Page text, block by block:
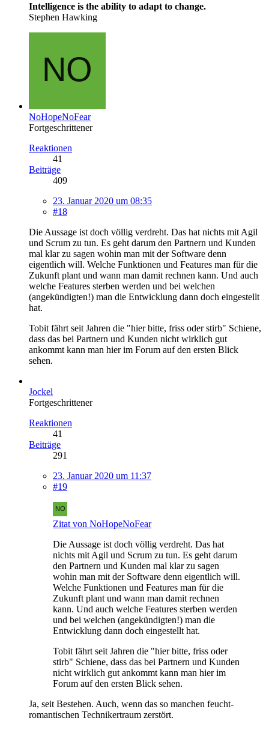
Intelligence is the ability to adapt to change.
Stephen Hawking
NoHopeNoFear
Fortgeschrittener
Reaktionen
41
Beiträge
409
23. Januar 2020 um 08:35
#18
Die Aussage ist doch völlig verdreht. Das hat nichts mit Agil
und Scrum zu tun. Es geht darum den Partnern und Kunden
mal klar zu sagen wohin man mit der Software denn
eigentlich will. Welche Funktionen und Features man für die
Zukunft plant und wann man damit rechnen kann. Und auch
welche Features sterben werden und bei welchen
(angekündigten!) man die Entwicklung dann doch eingestellt
hat.
Tobit fährt seit Jahren die "hier bitte, friss oder stirb" Schiene,
dass das bei Partnern und Kunden nicht wirklich gut
ankommt kann man hier im Forum auf den ersten Blick
sehen.
Jockel
Fortgeschrittener
Reaktionen
41
Beiträge
291
23. Januar 2020 um 11:37
#19
Zitat von NoHopeNoFear
Die Aussage ist doch völlig verdreht. Das hat
nichts mit Agil und Scrum zu tun. Es geht darum
den Partnern und Kunden mal klar zu sagen
wohin man mit der Software denn eigentlich will.
Welche Funktionen und Features man für die
Zukunft plant und wann man damit rechnen
kann. Und auch welche Features sterben werden
und bei welchen (angekündigten!) man die
Entwicklung dann doch eingestellt hat.
Tobit fährt seit Jahren die "hier bitte, friss oder
stirb" Schiene, dass das bei Partnern und Kunden
nicht wirklich gut ankommt kann man hier im
Forum auf den ersten Blick sehen.
Ja, seit Bestehen. Auch, wenn das so manchen feucht-
romantischen Technikertraum zerstört.